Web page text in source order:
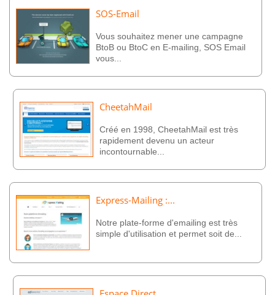
SOS-Email
Vous souhaitez mener une campagne
BtoB ou BtoC en E-mailing, SOS Email
vous...
CheetahMail
Créé en 1998, CheetahMail est très
rapidement devenu un acteur
incontournable...
Express-Mailing :...
Notre plate-forme d'emailing est très
simple d'utilisation et permet soit de...